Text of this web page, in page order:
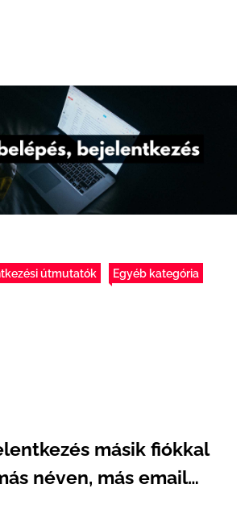
útmutatók Egyéb kategória
másik fiókkal
néven, más email